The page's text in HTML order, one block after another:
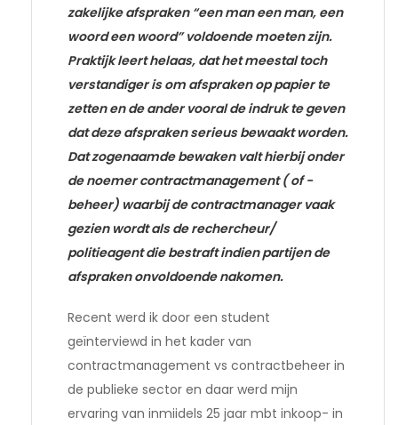
zakelijke afspraken “een man een man, een
woord een woord” voldoende moeten zijn.
Praktijk leert helaas, dat het meestal toch
verstandiger is om afspraken op papier te
zetten en de ander vooral de indruk te geven
dat deze afspraken serieus bewaakt worden.
Dat zogenaamde bewaken valt hierbij onder
de noemer contractmanagement ( of -
beheer) waarbij de contractmanager vaak
gezien wordt als de rechercheur/
politieagent die bestraft indien partijen de
afspraken onvoldoende nakomen.
Recent werd ik door een student
geïnterviewd in het kader van
contractmanagement vs contractbeheer in
de publieke sector en daar werd mijn
ervaring van inmiidels 25 jaar mbt inkoop- in